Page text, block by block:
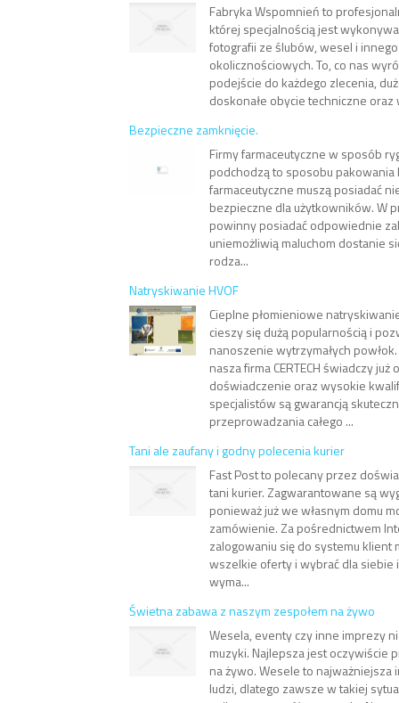
Fabryka Wspomnień to
której specjalnością jest
fotografii ze ślubów, wesel i
okolicznościowych. To, co nas
podejście do każdego zlecenia,
doskonałe obycie techniczne oraz
Bezpieczne zamknięcie.
Firmy farmaceutyczne w sposób
podchodzą to sposobu
farmaceutyczne muszą posiadać
bezpieczne dla użytkowników. W
powinny posiadać odpowiednie
uniemożliwią maluchom dostanie
rodza...
Natryskiwanie HVOF
Cieplne płomieniowe
cieszy się dużą popularnością i
nanoszenie wytrzymałych
nasza firma CERTECH świadczy już
doświadczenie oraz wysokie
specjalistów są gwarancją
przeprowadzania całego ...
Tani ale zaufany i godny polecenia kurier
Fast Post to polecany przez
tani kurier. Zagwarantowane są
ponieważ już we własnym domu
zamówienie. Za pośrednictwem
zalogowaniu się do systemu klient
wszelkie oferty i wybrać dla siebie
wyma...
Świetna zabawa z naszym zespołem na żywo
Wesela, eventy czy inne imprezy
muzyki. Najlepsza jest oczywiście
na żywo. Wesele to najważniejsza
ludzi, dlatego zawsze w takiej